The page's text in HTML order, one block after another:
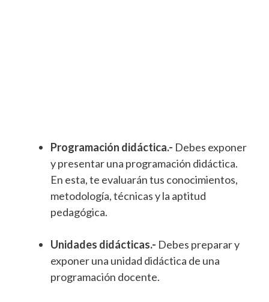
Programación didáctica.- Debes exponer
y presentar una programación didáctica.
En esta, te evaluarán tus conocimientos,
metodología, técnicas y la aptitud
pedagógica.
Unidades didácticas.- Debes preparar y
exponer una unidad didáctica de una
programación docente.